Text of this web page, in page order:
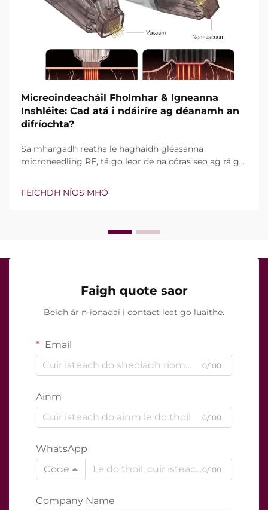
Micreoindeacháil Fholmhar & Igneanna
Inshléite: Cad atá i ndáiríre ag déanamh an
difríochta?
Sa mhargadh reatha le haghaidh gléasanna
microneedling RF, tá go leor de na córas seo ag rá go
Áfach, níl an cheist fíor i ndáiríre an bhfuil na gnéithe
seo ann nó nach bhfuil, ach conas a oibríonn siad go
FEICHDH NÍOS MHÓ
Faigh quote saor
Beidh ár n-ionadaí i contact leat go luaithe.
Email
0/100
Ainm
0/100
WhatsApp
Code
0/100
Company Name